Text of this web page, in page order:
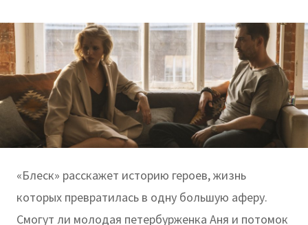
«Блеск» расскажет историю героев, жизнь
которых превратилась в одну большую аферу.
Смогут ли молодая петербурженка Аня и потомок